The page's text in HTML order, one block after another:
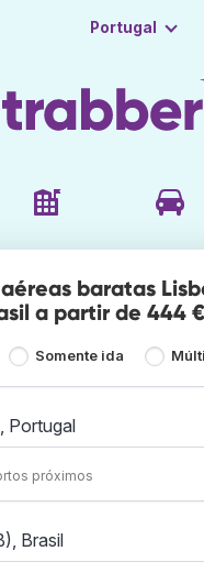
Portugal
aéreas baratas
a partir de 444 €
Somente ida
próximos